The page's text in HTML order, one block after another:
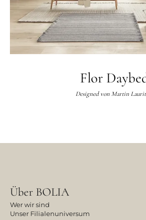
Flor
Designed von Martin
Über BOLIA
Wer wir sind
Unser Filialenuniversum